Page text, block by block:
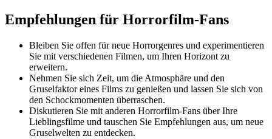
Empfehlungen für Horrorfilm-Fans
Bleiben Sie offen für neue Horrorgenres und experimentieren
Sie mit verschiedenen Filmen, um Ihren Horizont zu
erweitern.
Nehmen Sie sich Zeit, um die Atmosphäre und den
Gruselfaktor eines Films zu genießen und lassen Sie sich von
den Schockmomenten überraschen.
Diskutieren Sie mit anderen Horrorfilm-Fans über Ihre
Lieblingsfilme und tauschen Sie Empfehlungen aus, um neue
Gruselwelten zu entdecken.